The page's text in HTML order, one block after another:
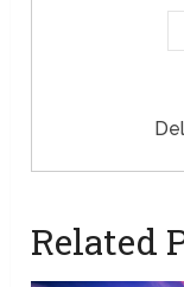
Related